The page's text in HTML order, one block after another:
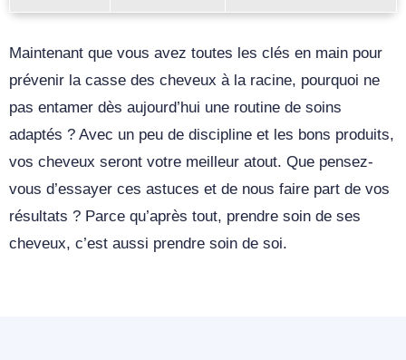
Maintenant que vous avez toutes les clés en main pour
prévenir la casse des cheveux à la racine, pourquoi ne
pas entamer dès aujourd’hui une routine de soins
adaptés ? Avec un peu de discipline et les bons produits,
vos cheveux seront votre meilleur atout. Que pensez-
vous d’essayer ces astuces et de nous faire part de vos
résultats ? Parce qu’après tout, prendre soin de ses
cheveux, c’est aussi prendre soin de soi.